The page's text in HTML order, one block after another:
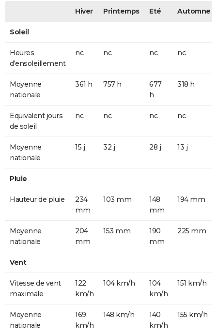
Hiver Printemps Eté Automne
Soleil
Heures
d'ensoleillement
nc nc nc nc
Moyenne
nationale
361 h 757 h
677
h
318 h
Equivalent jours
de soleil
nc nc nc nc
Moyenne
nationale
15 j 32 j 28 j 13 j
Pluie
Hauteur de pluie
234
mm
103 mm
148
mm
194 mm
Moyenne
nationale
204
mm
153 mm
190
mm
225 mm
Vent
Vitesse de vent
maximale
122
km/h
104 km/h
104
km/h
151 km/h
Moyenne
nationale
169
km/h
148 km/h
140
km/h
155 km/h